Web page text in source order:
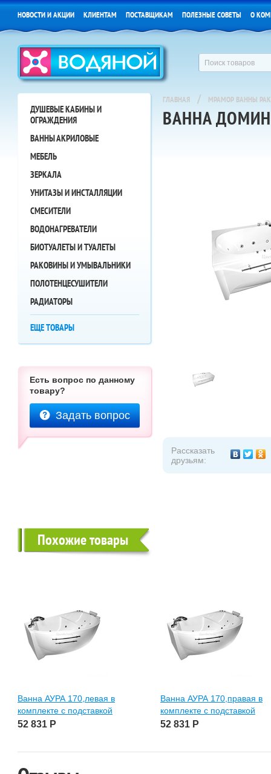
НОВОСТИ И АКЦИИ КЛИЕНТАМ ПОСТАВЩИКАМ ПОЛЕЗНЫЕ СОВЕТЫ О
ДУШЕВЫЕ КАБИНЫ И
ОГРАЖДЕНИЯ
ВАННЫ АКРИЛОВЫЕ
МЕБЕЛЬ
ЗЕРКАЛА
УНИТАЗЫ И ИНСТАЛЛЯЦИИ
СМЕСИТЕЛИ
ВОДОНАГРЕВАТЕЛИ
БИОТУАЛЕТЫ И ТУАЛЕТЫ
РАКОВИНЫ И УМЫВАЛЬНИКИ
ПОЛОТЕНЦЕСУШИТЕЛИ
РАДИАТОРЫ
ЕЩЕ ТОВАРЫ
Есть вопрос по данному
товару?
Задать вопрос
ГЛАВНАЯ / МРАМОР ВАННЫ
ВАННА
Рассказать
друзьям:
Похожие товары
Ванна АУРА 170,левая в
комплекте с подставкой
52 831 Р
Ванна АУРА 170,правая в
комплекте с подставкой
52 831 Р